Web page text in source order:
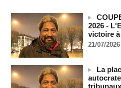
Taïwan bloque un pont
invasion par la Chine
06/08/2026 -
Les Bourses mondiales
records en Europe
06/08/2026 -
Soudan du Sud : Les avocats
2026 -
victoire
21/07/2026
La
tribunaux